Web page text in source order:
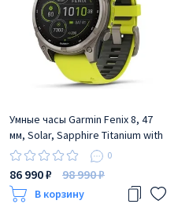
Умные часы Garmin Fenix 8, 47
мм, Solar, Sapphire Titanium with
AMP yellow/graphite silicone
0
86 990 ₽ 98 990 ₽
В корзину